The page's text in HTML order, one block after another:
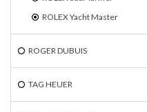
ROLEX Yacht Master
ROGER DUBUIS
TAG HEUER